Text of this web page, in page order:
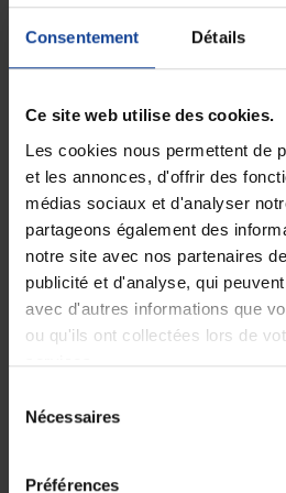
Consentement Détails
Ce site web utilise des cookies.
Les cookies nous permettent de
et les annonces, d'offrir des
médias sociaux et d'analyser
partageons également des
notre site avec nos partenaires
publicité et d'analyse, qui
avec d'autres informations que
ou qu'ils ont collectées lors de
services.
Nécessaires
Préférences
EN STOCK
TENA Fix Acute Mesh
EN STOCK
Culotte Maxi Intraversable